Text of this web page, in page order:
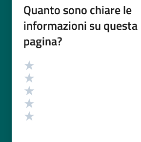
Quanto sono chiare le
informazioni su questa
pagina?
Valutazione